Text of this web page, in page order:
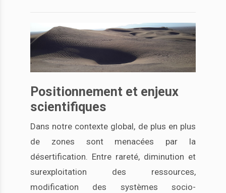
Positionnement et enjeux
scientifiques
Dans notre contexte global, de plus en plus
de zones sont menacées par la
désertification. Entre rareté, diminution et
surexploitation des ressources,
modification des systèmes socio-